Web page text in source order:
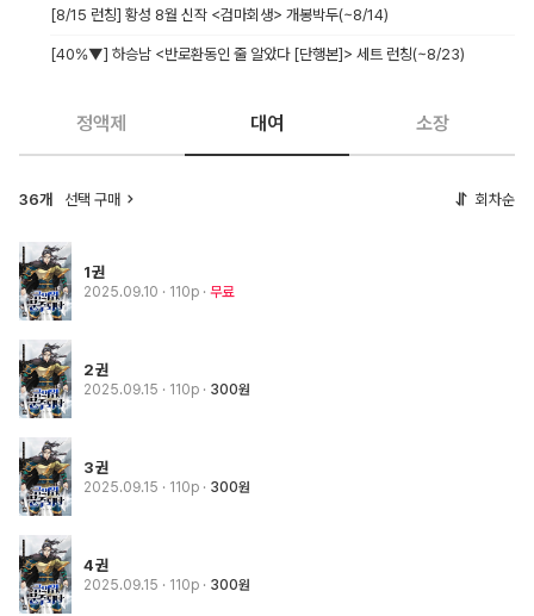
[8/15 런칭] 황성 8월 신작 <검마회생> 개봉박두(~8/14)
[40%▼] 하승남 <반로환동인 줄 알았다 [단행본]> 세트 런칭(~8/23)
정액제 대여 소장
36개 선택 구매 회차순
1권
2025.09.10 · 110p 무료
2권
2025.09.15 · 110p 300원
3권
2025.09.15 · 110p 300원
4권
2025.09.15 · 110p 300원